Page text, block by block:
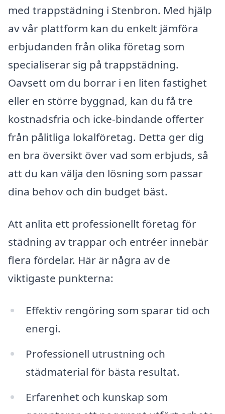
med trappstädning i Stenbron. Med hjälp
av vår plattform kan du enkelt jämföra
erbjudanden från olika företag som
specialiserar sig på trappstädning.
Oavsett om du borrar i en liten fastighet
eller en större byggnad, kan du få tre
kostnadsfria och icke-bindande offerter
från pålitliga lokalföretag. Detta ger dig
en bra översikt över vad som erbjuds, så
att du kan välja den lösning som passar
dina behov och din budget bäst.
Att anlita ett professionellt företag för
städning av trappar och entréer innebär
flera fördelar. Här är några av de
viktigaste punkterna:
Effektiv rengöring som sparar tid och
energi.
Professionell utrustning och
städmaterial för bästa resultat.
Erfarenhet och kunskap som